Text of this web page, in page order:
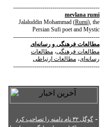
--------------------------------------------
mevlana rumi
Jalaluddin Mohammad (Rumi), the
Persian Sufi poet and Mystic
--------------------------------------------
مطالعات فرهنگی و رسانه‌ای
مطالعات فرهنگی، مطالعات
رسانه‌ای، مطالعات ارتباطی
--------------------------------------------
- گوگل ۳۲ نام دامنه را تصاحب کرد